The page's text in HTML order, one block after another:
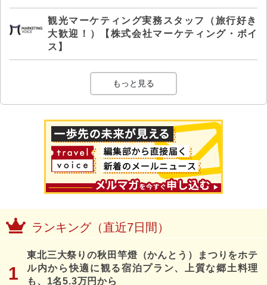
観光マーケティング実務スタッフ（旅行好き
大歓迎！）【株式会社マーケティング・ボイ
ス】
もっと見る
ランキング（直近7日間）
東北三大祭りの秋田竿燈（かんとう）まつりをホテ
ル内から快適に観る宿泊プラン、上質な郷土料理
も、1名5.3万円から